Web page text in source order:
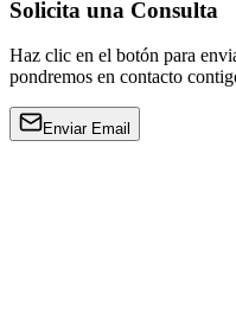
Solicita una Consulta
Haz clic en el botón para
pondremos en contacto
Enviar Email